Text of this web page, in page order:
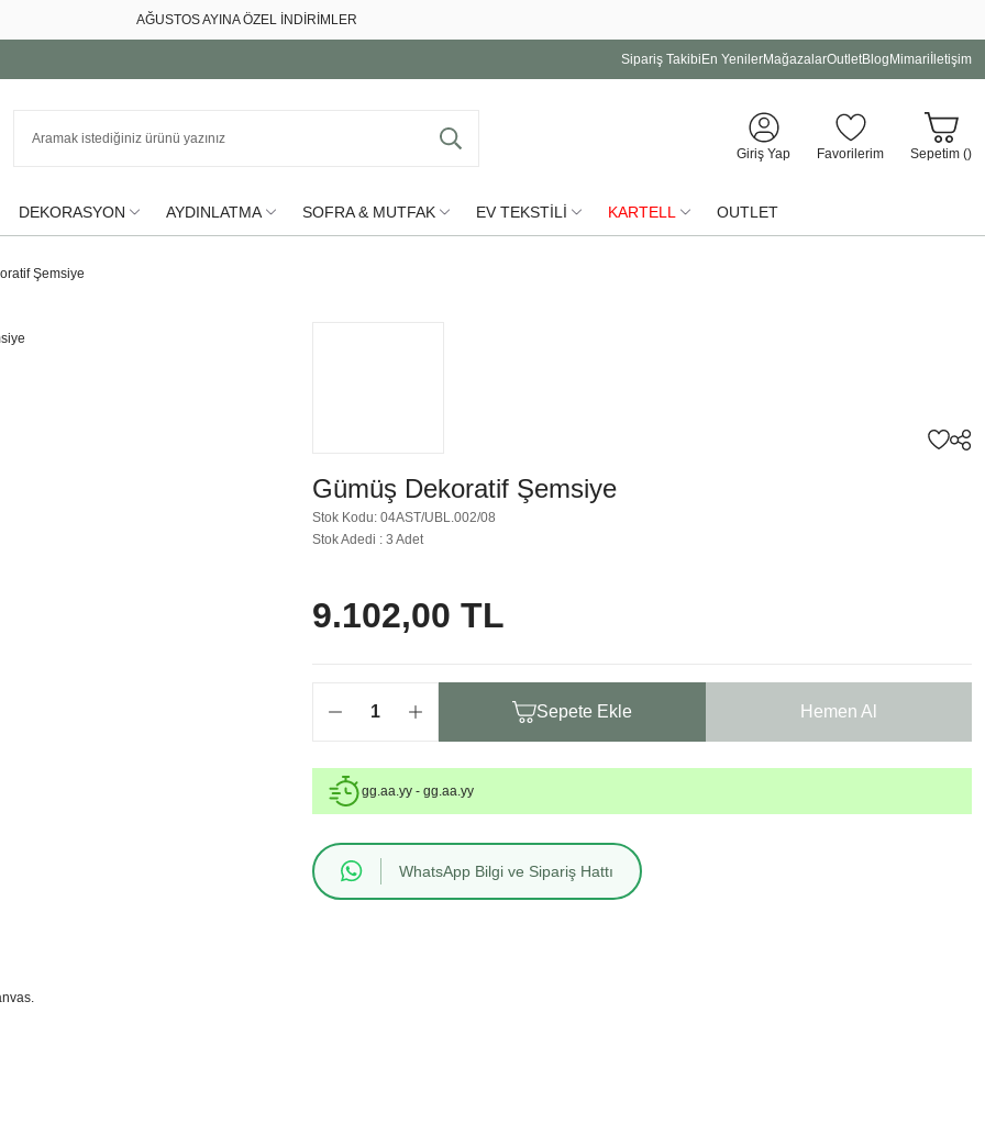
AĞUSTOS AYINA ÖZEL İNDİRİMLER
Sipariş Takibi En YenilerMağazalarOutletBlog Mimari İletişim
Giriş Yap Favorilerim Sepetim ()
DEKORASYON AYDINLATMA SOFRA & MUTFAK EV TEKSTİLİ KARTELL OUTLET
Şemsiye
Gümüş Dekoratif Şemsiye
Stok Kodu: 04AST/UBL.002/08
Stok Adedi : 3 Adet
9.102,00 TL
Sepete Ekle Hemen Al
gg.aa.yy - gg.aa.yy
WhatsApp Bilgi ve Sipariş Hattı